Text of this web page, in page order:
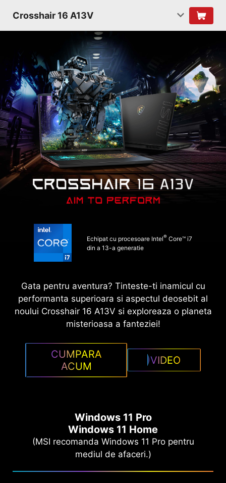
Crosshair 16 A13V
Echipat cu procesoare Intel® Core™ i7
din a 13-a generatie
Gata pentru aventura? Tinteste-ti inamicul cu
performanta superioara si aspectul deosebit al
noului Crosshair 16 A13V si exploreaza o planeta
misterioasa a fanteziei!
CUMPARA
ACUM
VIDEO
Windows 11 Pro
Windows 11 Home
(MSI recomanda Windows 11 Pro pentru
mediul de afaceri.)